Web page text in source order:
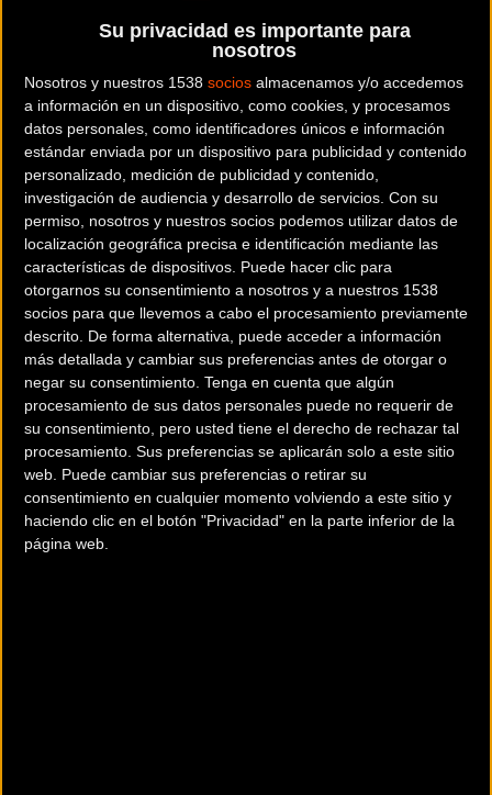
Su privacidad es importante para
nosotros
Nosotros y nuestros 1538 socios almacenamos y/o accedemos
a información en un dispositivo, como cookies, y procesamos
datos personales, como identificadores únicos e información
estándar enviada por un dispositivo para publicidad y contenido
personalizado, medición de publicidad y contenido,
investigación de audiencia y desarrollo de servicios. Con su
permiso, nosotros y nuestros socios podemos utilizar datos de
localización geográfica precisa e identificación mediante las
características de dispositivos. Puede hacer clic para
otorgarnos su consentimiento a nosotros y a nuestros 1538
socios para que llevemos a cabo el procesamiento previamente
descrito. De forma alternativa, puede acceder a información
más detallada y cambiar sus preferencias antes de otorgar o
negar su consentimiento. Tenga en cuenta que algún
procesamiento de sus datos personales puede no requerir de
su consentimiento, pero usted tiene el derecho de rechazar tal
procesamiento. Sus preferencias se aplicarán solo a este sitio
web. Puede cambiar sus preferencias o retirar su
consentimiento en cualquier momento volviendo a este sitio y
haciendo clic en el botón "Privacidad" en la parte inferior de la
página web.
Igualada – Manresa
60 kms / 1.600 m de desnivel positivo / 1.640 m de desnivel negativo